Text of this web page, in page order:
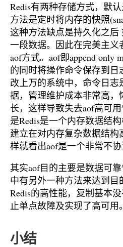
Redis有两种存储方式，默
方法是定时将内存的快照
这种方法缺点是持久化之后
一段数据。因此在完美主义
aof方式。aof即append only
的同时将操作命令保存到
改上万的系统中，命令日志
据，管理维护成本非常高，
长，这样导致失去aof高可
是Redis是一个内存数据结
建立在对内存复杂数据结
样就看出aof是一个非常不协
其实aof目的主要是数据可
中有另外一种方法来达到目
Redis的高性能，复制基本
止单点故障及实现了高可用。
小结